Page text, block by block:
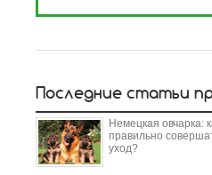
Последние статьи
Немецкая овчарка:
правильно
уход?